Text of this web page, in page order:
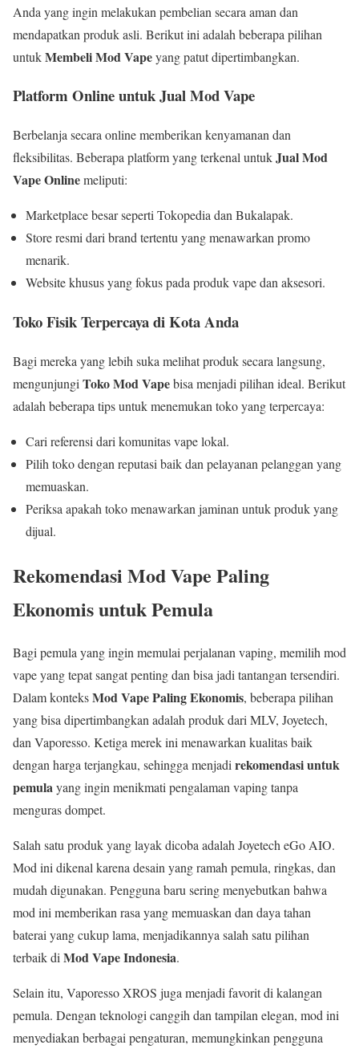
Anda yang ingin melakukan pembelian secara aman dan
mendapatkan produk asli. Berikut ini adalah beberapa pilihan
untukMembeli Mod Vapeyang patut dipertimbangkan.
Platform Online untuk Jual Mod Vape
Berbelanja secara online memberikan kenyamanan dan
fleksibilitas. Beberapa platform yang terkenal untukJual Mod
Vape Onlinemeliputi:
Marketplace besar seperti Tokopedia dan Bukalapak.
Store resmi dari brand tertentu yang menawarkan promo
menarik.
Website khusus yang fokus pada produk vape dan aksesori.
Toko Fisik Terpercaya di Kota Anda
Bagi mereka yang lebih suka melihat produk secara langsung,
mengunjungi Toko Mod Vapebisa menjadi pilihan ideal. Berikut
adalah beberapa tips untuk menemukan toko yang terpercaya:
Cari referensi dari komunitas vape lokal.
Pilih toko dengan reputasi baik dan pelayanan pelanggan yang
memuaskan.
Periksa apakah toko menawarkan jaminan untuk produk yang
dijual.
Rekomendasi Mod Vape Paling
Ekonomis untuk Pemula
Bagi pemula yang ingin memulai perjalanan vaping, memilih mod
vape yang tepat sangat penting dan bisa jadi tantangan tersendiri.
Dalam konteksMod Vape Paling Ekonomis, beberapa pilihan
yang bisa dipertimbangkan adalah produk dari MLV, Joyetech,
dan Vaporesso. Ketiga merek ini menawarkan kualitas baik
dengan harga terjangkau, sehingga menjadirekomendasi untuk
pemulayang ingin menikmati pengalaman vaping tanpa
menguras dompet.
Salah satu produk yang layak dicoba adalah Joyetech eGo AIO.
Mod ini dikenal karena desain yang ramah pemula, ringkas, dan
mudah digunakan. Pengguna baru sering menyebutkan bahwa
mod ini memberikan rasa yang memuaskan dan daya tahan
baterai yang cukup lama, menjadikannya salah satu pilihan
terbaik diMod Vape Indonesia.
Selain itu, Vaporesso XROS juga menjadi favorit di kalangan
pemula. Dengan teknologi canggih dan tampilan elegan, mod ini
menyediakan berbagai pengaturan, memungkinkan pengguna